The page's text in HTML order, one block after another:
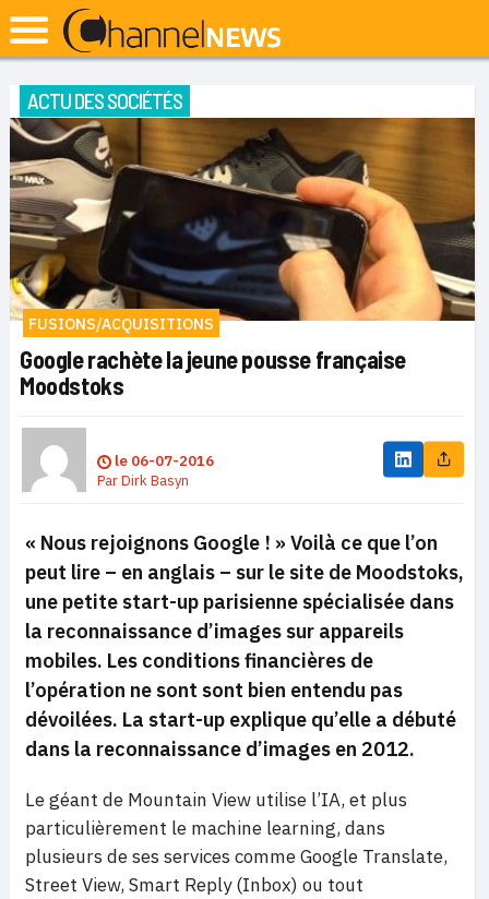
ACTU DES SOCIÉTÉS
FUSIONS/ACQUISITIONS
Google rachète la jeune pousse française
Moodstoks
le 06-07-2016
ParDirk Basyn
« Nous rejoignons Google ! » Voilà ce que l’on
peut lire – en anglais – sur le site de Moodstoks,
une petite start-up parisienne spécialisée dans
la reconnaissance d’images sur appareils
mobiles. Les conditions financières de
l’opération ne sont sont bien entendu pas
dévoilées. La start-up explique qu’elle a débuté
dans la reconnaissance d’images en 2012.
Le géant de Mountain View utilise l’IA, et plus
particulièrement le machine learning, dans
plusieurs de ses services comme Google Translate,
Street View, Smart Reply (Inbox) ou tout